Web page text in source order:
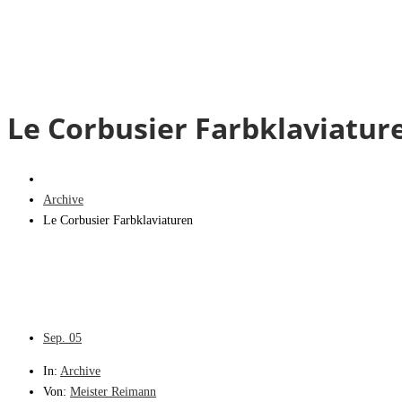
Le Corbusier
Archive
Le Corbusier Farbklaviaturen
Sep. 05
In: Archive
Von: Meister Reimann